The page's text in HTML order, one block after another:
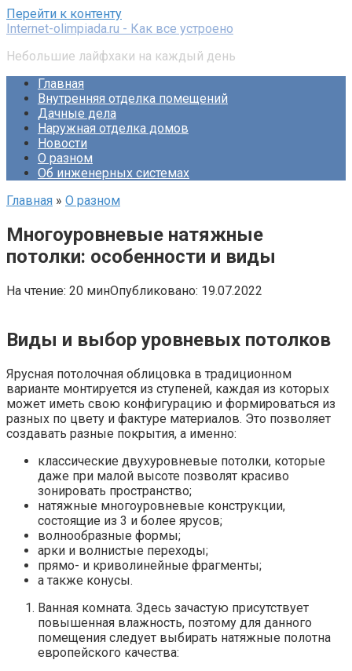
Перейти к контенту
Internet-olimpiada.ru - Как все устроено
Небольшие лайфхаки на каждый день
Главная
Внутренняя отделка помещений
Дачные дела
Наружная отделка домов
Новости
О разном
Об инженерных системах
Главная » О разном
Многоуровневые натяжные
потолки: особенности и виды
На чтение: 20 минОпубликовано: 19.07.2022
Виды и выбор уровневых потолков
Ярусная потолочная облицовка в традиционном
варианте монтируется из ступеней, каждая из которых
может иметь свою конфигурацию и формироваться из
разных по цвету и фактуре материалов. Это позволяет
создавать разные покрытия, а именно:
классические двухуровневые потолки, которые
даже при малой высоте позволят красиво
зонировать пространство;
натяжные многоуровневые конструкции,
состоящие из 3 и более ярусов;
волнообразные формы;
арки и волнистые переходы;
прямо- и криволинейные фрагменты;
а также конусы.
Ванная комната. Здесь зачастую присутствует
повышенная влажность, поэтому для данного
помещения следует выбирать натяжные полотна
европейского качества: